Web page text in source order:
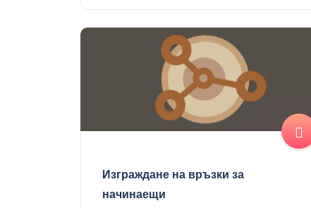
Изграждане на връзки за
начинаещи